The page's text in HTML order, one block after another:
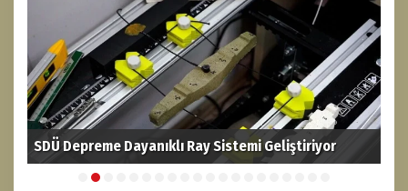
SDÜ Depreme Dayanıklı Ray Sistemi Geliştiriyor